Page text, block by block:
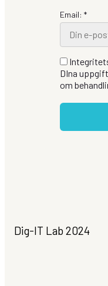
Email: *
DIna
om
Dig-IT Lab 2024